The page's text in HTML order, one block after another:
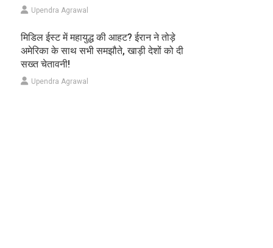
Upendra Agrawal
मिडिल ईस्ट में महायुद्ध की आहट? ईरान ने तोड़े
अमेरिका के साथ सभी समझौते, खाड़ी देशों को दी
सख्त चेतावनी!
Upendra Agrawal